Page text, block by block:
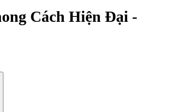
Cách Hiện Đại -